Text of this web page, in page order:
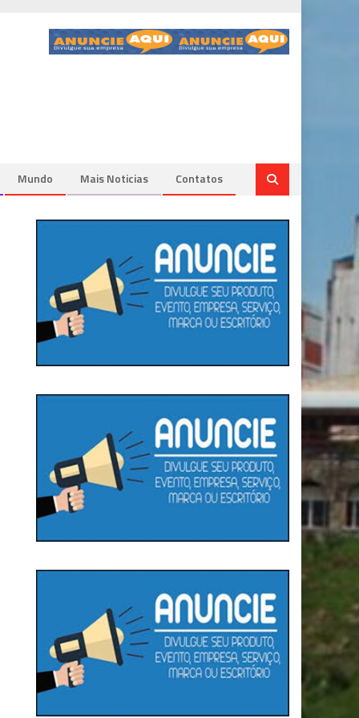
Mundo Mais Noticias Contatos